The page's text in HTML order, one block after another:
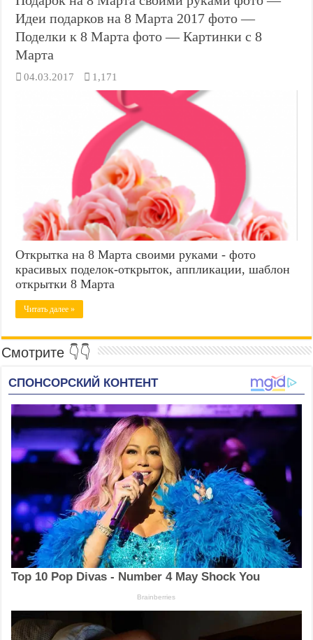
Идеи подарков на 8 Марта 2017 фото —
Поделки к 8 Марта фото — Картинки с 8
Марта
04.03.2017 1,171
Открытка на 8 Марта своими руками - фото
красивых поделок-открыток, аппликации, шаблон
открытки 8 Марта
Читать далее »
Смотрите 👇👇